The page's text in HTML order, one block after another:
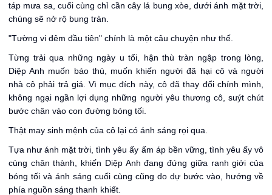
táp mưa sa, cuối cùng chỉ cần cây lá bung xòe, dưới ánh mặt trời,
chúng sẽ nở rộ bung tràn.
"Tường vi đêm đầu tiên" chính là một câu chuyện như thế.
Từng trải qua những ngày u tối, hận thù tràn ngập trong lòng,
Diệp Anh muốn báo thù, muốn khiến người đã hại cô và người
nhà cô phải trả giá. Vì mục đích này, cô đã thay đổi chính mình,
không ngại ngần lợi dụng những người yêu thương cô, suýt chút
bước chân vào con đường bóng tối.
Thật may sinh mệnh của cô lại có ánh sáng rọi qua.
Tựa như ánh mặt trời, tình yêu ấy ấm áp bền vững, tình yêu ấy vô
cùng chân thành, khiến Diệp Anh đang đứng giữa ranh giới của
bóng tối và ánh sáng cuối cùng cũng do dự bước vào, hướng về
phía nguồn sáng thanh khiết.